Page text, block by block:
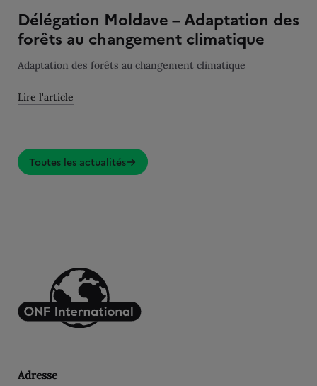
Délégation Moldave – Adaptation des
forêts au changement climatique
Adaptation des forêts au changement climatique
Lire l'article
Toutes les actualités
Adresse